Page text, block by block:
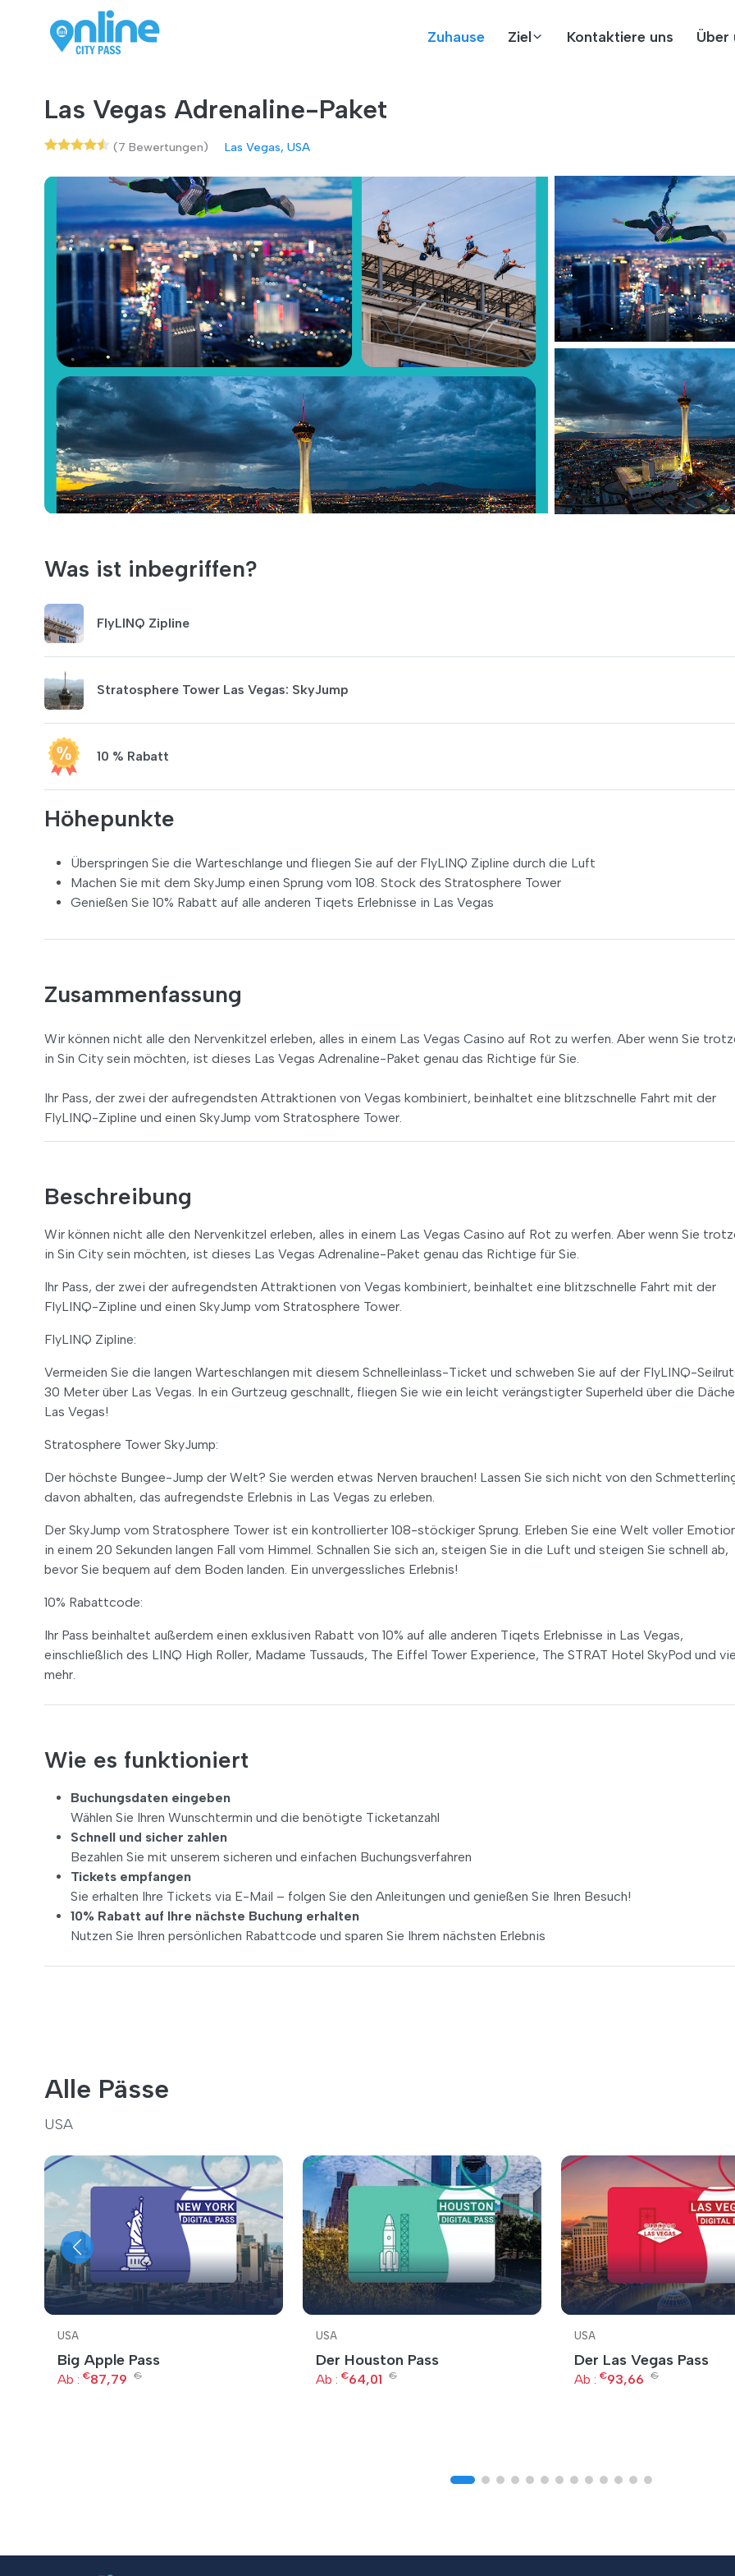
Zuhause Ziel Kontaktiere uns Über
Las Vegas Adrenaline-Paket
(7 Bewertungen) Las Vegas, USA
Was ist inbegriffen?
FlyLINQ Zipline
Stratosphere Tower Las Vegas: SkyJump
10 % Rabatt
Höhepunkte
Überspringen Sie die Warteschlange und fliegen Sie auf der FlyLINQ Zipline durch die Luft
Machen Sie mit dem SkyJump einen Sprung vom 108. Stock des Stratosphere Tower
Genießen Sie 10% Rabatt auf alle anderen Tiqets Erlebnisse in Las Vegas
Zusammenfassung
Wir können nicht alle den Nervenkitzel erleben, alles in einem Las Vegas Casino auf Rot zu werfen. Aber wenn Sie
in Sin City sein möchten, ist dieses Las Vegas Adrenaline-Paket genau das Richtige für Sie.
Ihr Pass, der zwei der aufregendsten Attraktionen von Vegas kombiniert, beinhaltet eine blitzschnelle Fahrt mit der
FlyLINQ-Zipline und einen SkyJump vom Stratosphere Tower.
Beschreibung
Wir können nicht alle den Nervenkitzel erleben, alles in einem Las Vegas Casino auf Rot zu werfen. Aber wenn Sie
in Sin City sein möchten, ist dieses Las Vegas Adrenaline-Paket genau das Richtige für Sie.
Ihr Pass, der zwei der aufregendsten Attraktionen von Vegas kombiniert, beinhaltet eine blitzschnelle Fahrt mit der
FlyLINQ-Zipline und einen SkyJump vom Stratosphere Tower.
FlyLINQ Zipline:
Vermeiden Sie die langen Warteschlangen mit diesem Schnelleinlass-Ticket und schweben Sie auf der FlyLINQ-
30 Meter über Las Vegas. In ein Gurtzeug geschnallt, fliegen Sie wie ein leicht verängstigter Superheld über die
Las Vegas!
Stratosphere Tower SkyJump:
Der höchste Bungee-Jump der Welt? Sie werden etwas Nerven brauchen! Lassen Sie sich nicht von den
davon abhalten, das aufregendste Erlebnis in Las Vegas zu erleben.
Der SkyJump vom Stratosphere Tower ist ein kontrollierter 108-stöckiger Sprung. Erleben Sie eine Welt voller
in einem 20 Sekunden langen Fall vom Himmel. Schnallen Sie sich an, steigen Sie in die Luft und steigen Sie schnell ab,
bevor Sie bequem auf dem Boden landen. Ein unvergessliches Erlebnis!
10% Rabattcode:
Ihr Pass beinhaltet außerdem einen exklusiven Rabatt von 10% auf alle anderen Tiqets Erlebnisse in Las Vegas,
einschließlich des LINQ High Roller, Madame Tussauds, The Eiffel Tower Experience, The STRAT Hotel SkyPod und
mehr.
Wie es funktioniert
Buchungsdaten eingeben
Wählen Sie Ihren Wunschtermin und die benötigte Ticketanzahl
Schnell und sicher zahlen
Bezahlen Sie mit unserem sicheren und einfachen Buchungsverfahren
Tickets empfangen
Sie erhalten Ihre Tickets via E-Mail – folgen Sie den Anleitungen und genießen Sie Ihren Besuch!
10% Rabatt auf Ihre nächste Buchung erhalten
Nutzen Sie Ihren persönlichen Rabattcode und sparen Sie Ihrem nächsten Erlebnis
Alle Pässe
USA
USA
Big Apple Pass
Ab : €87,79 €
USA
Der Houston Pass
Ab : €64,01 €
USA
Der Las Vegas Pass
Ab : €93,66 €